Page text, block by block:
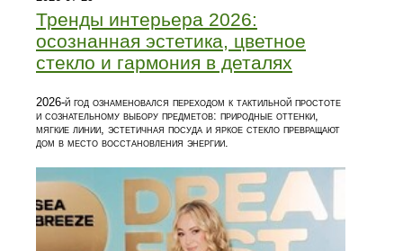
Тренды интерьера 2026:
осознанная эстетика, цветное
стекло и гармония в деталях
2026‑й год ознаменовался переходом к тактильной простоте
и сознательному выбору предметов: природные оттенки,
мягкие линии, эстетичная посуда и яркое стекло превращают
дом в место восстановления энергии.